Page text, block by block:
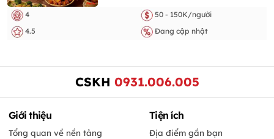
4
50 - 150K/người
4.5
Đang cập nhật
CSKH 0931.006.005
Giới thiệu
Tổng quan về nền tảng
Tiện ích
Địa điểm gần bạn